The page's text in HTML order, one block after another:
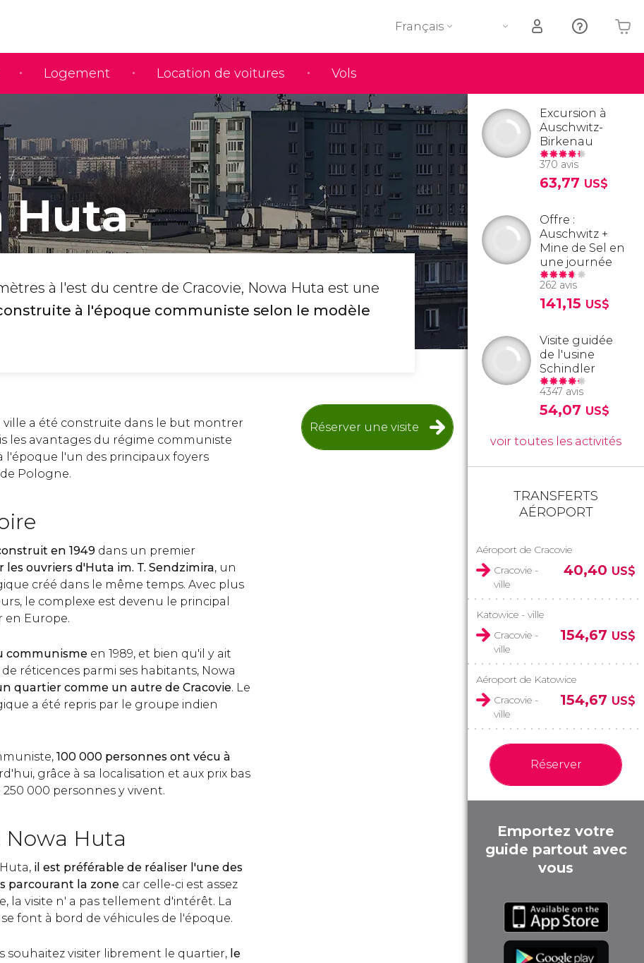
Logement Location de voitures Vols
Français
Huta
à l'est du centre de Cracovie, Nowa Huta est une
à l'époque communiste selon le modèle
Réserver une visite
ville a été construite dans le but montrer
les avantages du régime communiste
l'époque l'un des principaux foyers
Pologne.
en 1949 dans un premier
les ouvriers d'Huta im. T. Sendzimira, un
créé dans le même temps. Avec plus
le complexe est devenu le principal
en Europe.
communisme en 1989, et bien qu'il y ait
réticences parmi ses habitants, Nowa
quartier comme un autre de Cracovie. Le
a été repris par le groupe indien
100 000 personnes ont vécu à
grâce à sa localisation et aux prix bas
250 000 personnes y vivent.
Nowa Huta
il est préférable de réaliser l'une des
parcourant la zone car celle-ci est assez
la visite n' a pas tellement d'intérêt. La
font à bord de véhicules de l'époque.
souhaitez visiter librement le quartier, le
Excursion à
Auschwitz-
Birkenau
370 avis
63,77 US$
Offre :
Auschwitz +
Mine de Sel en
une journée
262 avis
141,15 US$
Visite guidée
de l'usine
Schindler
4347 avis
54,07 US$
voir toutes les activités
TRANSFERTS
AÉROPORT
Aéroport de Cracovie
Cracovie -
ville
40,40 US$
Katowice - ville
Cracovie -
ville
154,67 US$
Aéroport de Katowice
Cracovie -
ville
154,67 US$
Réserver
Emportez votre
guide partout avec
vous